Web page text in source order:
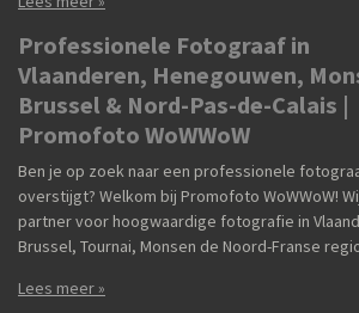
Professionele Fotograaf in
Vlaanderen, Henegouwen,
Brussel & Nord-Pas-de-Calais |
Promofoto WoWWoW
Ben je op zoek naar een professionele
overstijgt? Welkom bij Promofoto WoWWoW!
partner voor hoogwaardige fotografie in
Brussel, Tournai, Monsen de Noord-Franse
Lees meer »